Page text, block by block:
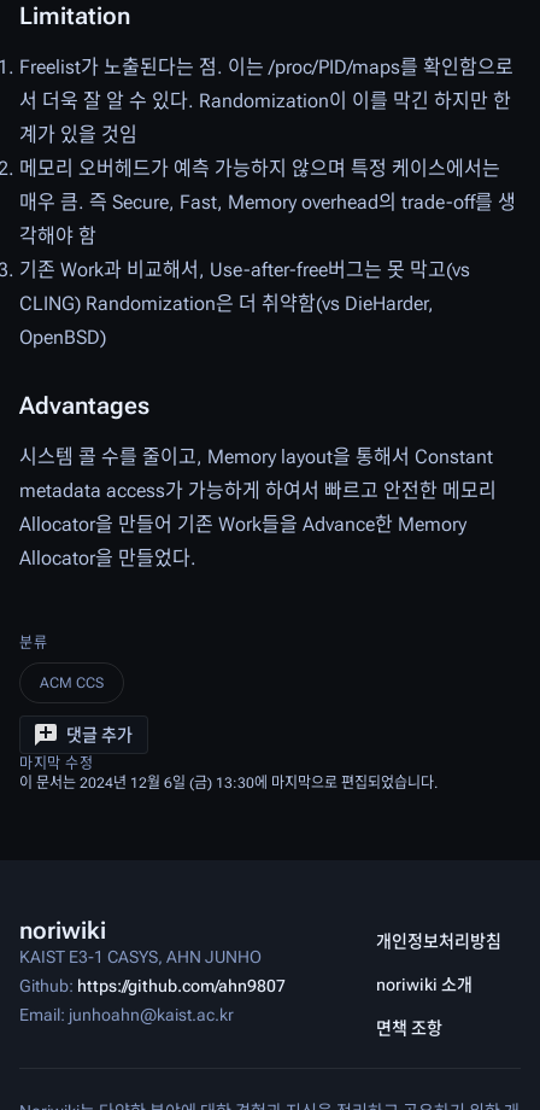
Limitation
Freelist가 노출된다는 점. 이는 /proc/PID/maps를 확인함으로
서 더욱 잘 알 수 있다. Randomization이 이를 막긴 하지만 한
계가 있을 것임
메모리 오버헤드가 예측 가능하지 않으며 특정 케이스에서는
매우 큼. 즉 Secure, Fast, Memory overhead의 trade-off를 생
각해야 함
기존 Work과 비교해서, Use-after-free버그는 못 막고(vs
CLING) Randomization은 더 취약함(vs DieHarder,
OpenBSD)
Advantages
시스템 콜 수를 줄이고, Memory layout을 통해서 Constant
metadata access가 가능하게 하여서 빠르고 안전한 메모리
Allocator을 만들어 기존 Work들을 Advance한 Memory
Allocator을 만들었다.
분류
ACM CCS
댓글 추가
마지막 수정
이 문서는 2024년 12월 6일 (금) 13:30에 마지막으로 편집되었습니다.
noriwiki
KAIST E3-1 CASYS, AHN JUNHO
Github: https://github.com/ahn9807
Email: junhoahn@kaist.ac.kr
개인정보처리방침
noriwiki 소개
면책 조항